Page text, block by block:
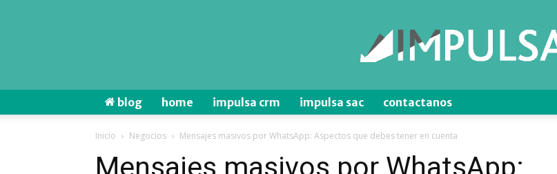
blog home impulsa crm impulsa sac contactanos
Inicio Negocios Mensajes masivos por WhatsApp: Aspectos que debes tener en cuenta
Mensajes masivos por WhatsApp: